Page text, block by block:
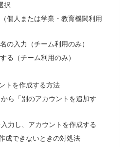
択
個人または学業・教育機関利用
の入力（チーム利用のみ）
る（チーム利用のみ）
トを作成する方法
ら「別のアカウントを追加す
力し、アカウントを作成する
成できないときの対処法